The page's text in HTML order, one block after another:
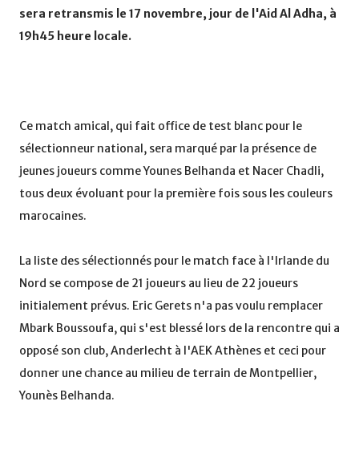
sera retransmis le 17 novembre, jour de l'Aid Al Adha, à
19h45 heure locale.
Ce match amical, qui fait office de test blanc pour le
sélectionneur national, sera marqué par la présence de
jeunes joueurs comme Younes Belhanda et Nacer Chadli,
tous deux évoluant pour la première fois sous les couleurs
marocaines.
La liste des sélectionnés pour le match face à l'Irlande du
Nord se compose de 21 joueurs au lieu de 22 joueurs
initialement prévus. Eric Gerets n'a pas voulu remplacer
Mbark Boussoufa, qui s'est blessé lors de la rencontre qui a
opposé son club, Anderlecht à l'AEK Athènes et ceci pour
donner une chance au milieu de terrain de Montpellier,
Younès Belhanda.